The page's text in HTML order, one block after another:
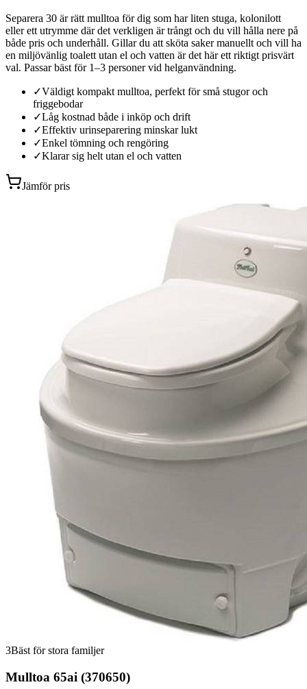
Separera 30 är rätt mulltoa för dig som har liten stuga, kolonilott
eller ett utrymme där det verkligen är trångt och du vill hålla nere på
både pris och underhåll. Gillar du att sköta saker manuellt och vill ha
en miljövänlig toalett utan el och vatten är det här ett riktigt prisvärt
val. Passar bäst för 1–3 personer vid helganvändning.
✓Väldigt kompakt mulltoa, perfekt för små stugor och
friggebodar
✓Låg kostnad både i inköp och drift
✓Effektiv urinseparering minskar lukt
✓Enkel tömning och rengöring
✓Klarar sig helt utan el och vatten
Jämför pris
3Bäst för stora familjer
Mulltoa 65ai (370650)